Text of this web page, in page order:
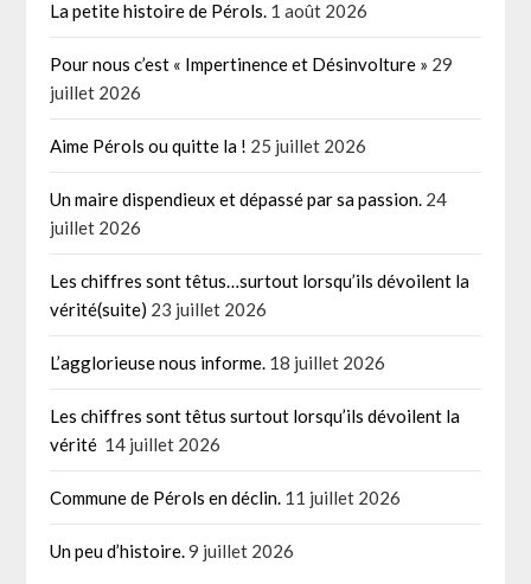
La petite histoire de Pérols. 1 août 2026
Pour nous c’est « Impertinence et Désinvolture » 29
juillet 2026
Aime Pérols ou quitte la ! 25 juillet 2026
Un maire dispendieux et dépassé par sa passion. 24
juillet 2026
Les chiffres sont têtus…surtout lorsqu’ils dévoilent la
vérité(suite) 23 juillet 2026
L’agglorieuse nous informe. 18 juillet 2026
Les chiffres sont têtus surtout lorsqu’ils dévoilent la
vérité 14 juillet 2026
Commune de Pérols en déclin. 11 juillet 2026
Un peu d’histoire.9 juillet 2026